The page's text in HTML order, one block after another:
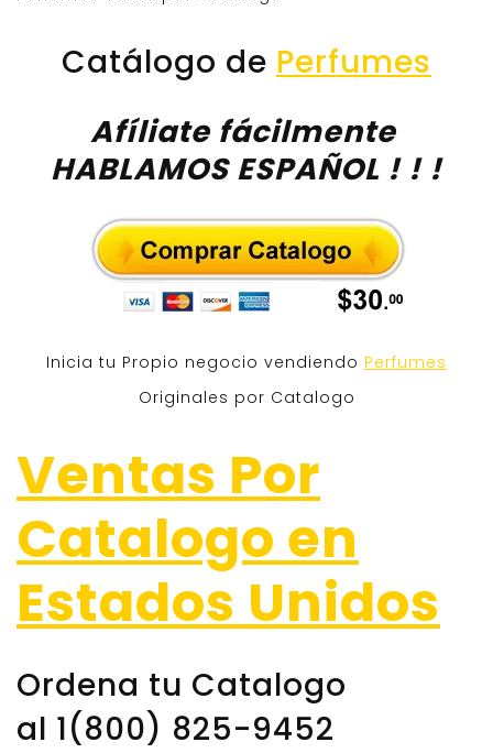
Catálogo de Perfumes
Afíliate fácilmente
HABLAMOS ESPAÑOL ! ! !
Inicia tu Propio negocio vendiendo Perfumes
Originales por Catalogo
Ventas Por
Catalogo en
Estados Unidos
Ordena tu Catalogo
al 1(800) 825-9452